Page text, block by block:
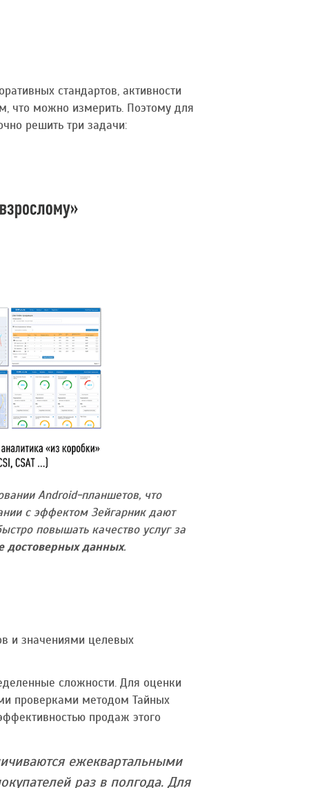
стандартов, активности
что можно измерить. Поэтому для
решить три задачи:
Android-планшетов, что
с эффектом Зейгарник дают
повышать качество услуг за
достоверных данных.
и значениями целевых
сложности. Для оценки
проверками методом Тайных
продаж этого
ежеквартальными
раз в полгода. Для